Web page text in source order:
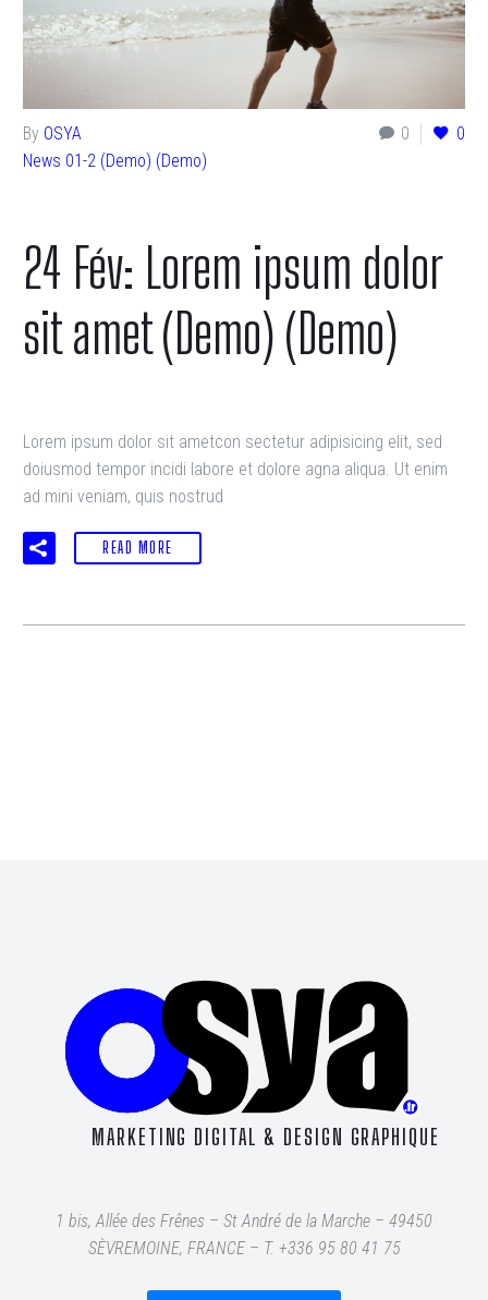
0 0
By OSYA
News 01-2 (Demo) (Demo)
24 Fév: Lorem ipsum dolor
sit amet (Demo) (Demo)
Lorem ipsum dolor sit ametcon sectetur adipisicing elit, sed
doiusmod tempor incidi labore et dolore agna aliqua. Ut enim
ad mini veniam, quis nostrud
READ MORE
MARKETING DIGITAL & DESIGN GRAPHIQUE
1 bis, Allée des Frênes – St André de la Marche – 49450
SÈVREMOINE, FRANCE – T. +336 95 80 41 75